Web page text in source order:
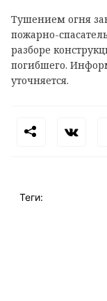
Тушением огня
пожарно-
разборе
погибшего.
уточняется.
Теги: